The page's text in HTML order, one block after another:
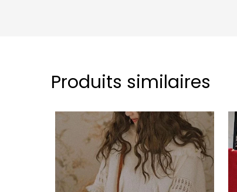
Produits similaires